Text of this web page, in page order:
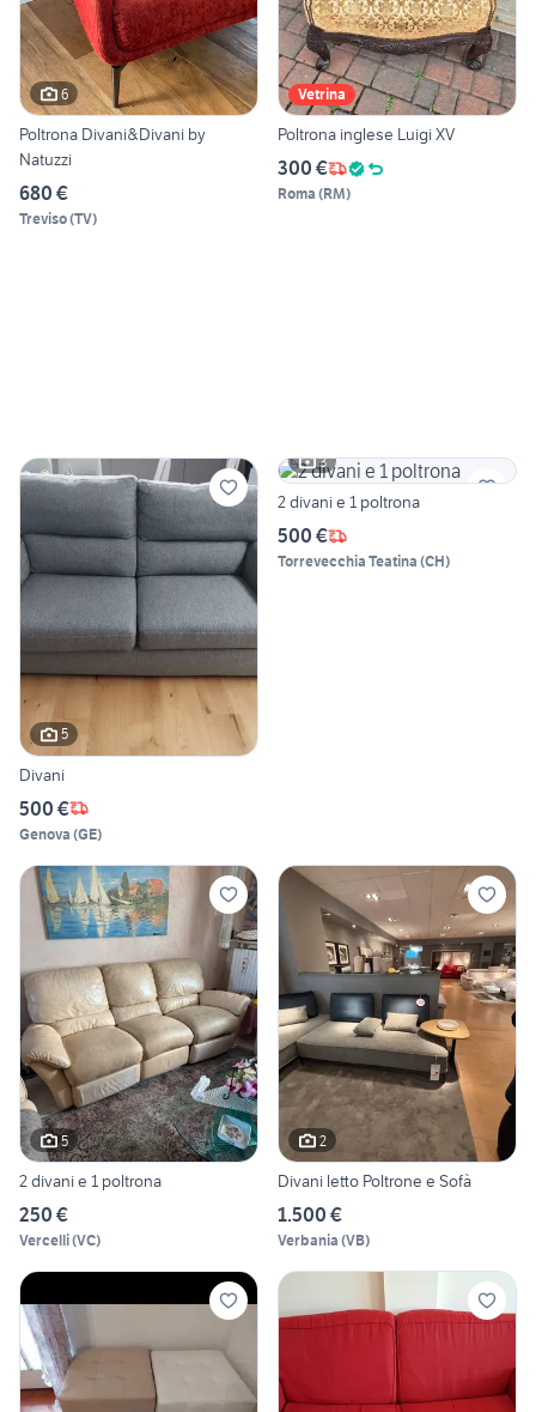
6
Poltrona Divani&Divani by
Natuzzi
680 €
Treviso(TV)
Vetrina
Poltrona inglese Luigi XV
300 €
Roma (RM)
5
Divani
500 €
Genova (GE)
3
2 divani e 1 poltrona
500 €
Torrevecchia Teatina (CH)
5
2 divani e 1 poltrona
250 €
Vercelli(VC)
2
Divani letto Poltrone e Sofà
1.500 €
Verbania (VB)